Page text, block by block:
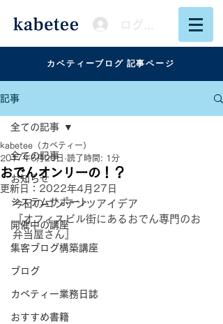
ログイン
カベティーブログ 記事ページ
記事
全ての記事
お知らせ
システムサポート
開催中の講座
集客ブログ構築講座
ブログ
カベティー業務日誌
おすすめ書籍
全ての記事
おでんオンリーの！？
kabetee（カベティー）
2017年6月20日 読了時間: 1分
更新日： 2022年4月27日
今日のコンテンツアイデア
『オフィスビル街にあるおでん専門のお
弁当屋さん』